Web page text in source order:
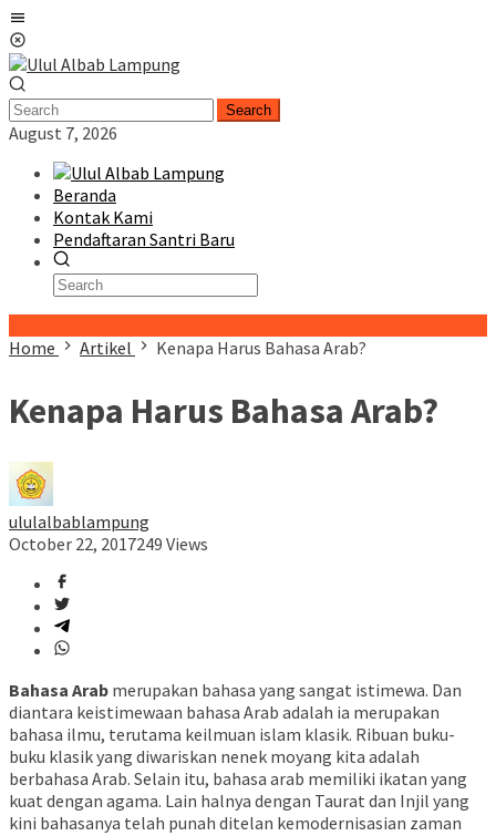
Skip
to
content
Search
August 7, 2026
Beranda
Kontak Kami
Pendaftaran Santri Baru
Home
Artikel Kenapa Harus Bahasa Arab?
Kenapa Harus Bahasa Arab?
ululalbablampung
October 22, 2017249 Views
Bahasa Arab merupakan bahasa yang sangat istimewa. Dan
diantara keistimewaan bahasa Arab adalah ia merupakan
bahasa ilmu, terutama keilmuan islam klasik. Ribuan buku-
buku klasik yang diwariskan nenek moyang kita adalah
berbahasa Arab. Selain itu, bahasa arab memiliki ikatan yang
kuat dengan agama. Lain halnya dengan Taurat dan Injil yang
kini bahasanya telah punah ditelan kemodernisasian zaman